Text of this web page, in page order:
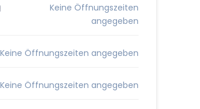
Keine Öffnungszeiten
angegeben
Keine Öffnungszeiten angegeben
Keine Öffnungszeiten angegeben